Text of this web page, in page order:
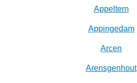
Appeltern
Appingedam
Arcen
Arensgenhout